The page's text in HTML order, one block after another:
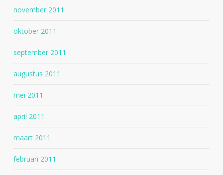
november 2011
oktober 2011
september 2011
augustus 2011
mei 2011
april 2011
maart 2011
februari 2011